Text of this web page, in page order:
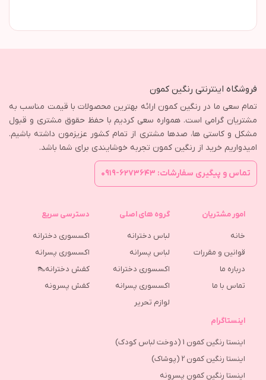
فروشگاه اینترنتی رنگین کمون
تمام سعی ما در رنگین کمون ارائه بهترین محصولات با قیمت مناسب به
مشتریان گرامی است. همواره سعی کردیم با حفظ حقوق مشتری و قبول
مشکل و کاستی ها، صدها مشتری از تمام کشور عزیزمون داشته باشیم.
امیدواریم خرید از رنگین کمون تجربه خوشایندی برای شما باشد.
تماس و پیگیری سفارشات: ۶۲۷۳۶۴۳-۰۹۱۹
امور مشتریان
خانه
قوانین و مقررات
درباره ما
تماس با ما
گروه های اصلی
لباس دخترانه
لباس پسرانه
اکسسوری دخترانه
اکسسوری پسرانه
لوازم تحریر
دسترسی سریع
اکسسوری دخترانه
اکسسوری پسرانه
کفش دخترانه👠
كفش پسرونه
اینستاگرام
اینستا رنگین کمون 1 (دوخت لباس کودک)
اینستا رنگین کمون 2 (پوشاک)
اینستا رنگین کمون پسرونه